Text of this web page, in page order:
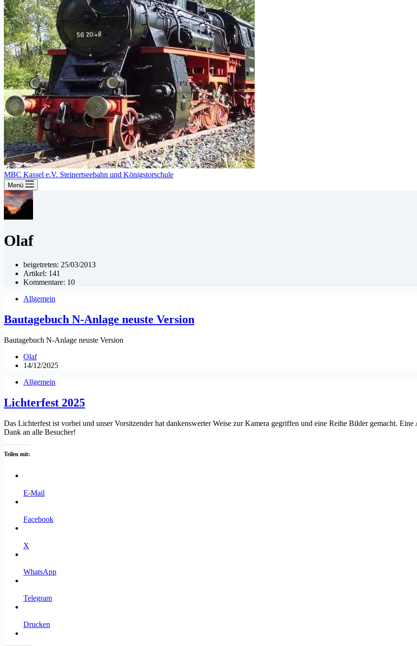
MBC Kassel e.V. Steinertseebahn und Königstorschule
Menü
Olaf
beigetreten: 25/03/2013
Artikel: 141
Kommentare: 10
Allgemein
Bautagebuch N-Anlage neuste Version
Bautagebuch N-Anlage neuste Version
Olaf
14/12/2025
Allgemein
Lichterfest 2025
Das Lichterfest ist vorbei und unser Vorsitzender hat dankenswerter Weise zur Kamera gegriffen und eine Reihe Bilder gemacht.
Dank an alle Besucher!
Teilen mit:
E-Mail
Facebook
X
WhatsApp
Telegram
Drucken